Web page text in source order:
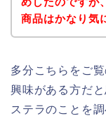
商品はかなり気
多分こちらをご
興味がある方だ
ステラのことを